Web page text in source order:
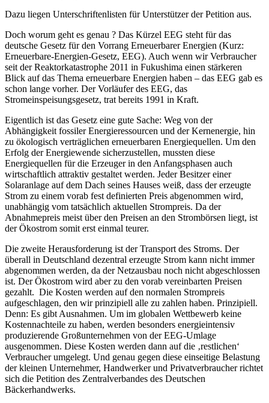
Dazu liegen Unterschriftenlisten für Unterstützer der Petition aus.
Doch worum geht es genau ? Das Kürzel EEG steht für das
deutsche Gesetz für den Vorrang Erneuerbarer Energien (Kurz:
Erneuerbare-Energien-Gesetz, EEG). Auch wenn wir Verbraucher
seit der Reaktorkatastrophe 2011 in Fukushima einen stärkeren
Blick auf das Thema erneuerbare Energien haben – das EEG gab es
schon lange vorher. Der Vorläufer des EEG, das
Stromeinspeisungsgesetz, trat bereits 1991 in Kraft.
Eigentlich ist das Gesetz eine gute Sache: Weg von der
Abhängigkeit fossiler Energieressourcen und der Kernenergie, hin
zu ökologisch verträglichen erneuerbaren Energiequellen. Um den
Erfolg der Energiewende sicherzustellen, mussten diese
Energiequellen für die Erzeuger in den Anfangsphasen auch
wirtschaftlich attraktiv gestaltet werden. Jeder Besitzer einer
Solaranlage auf dem Dach seines Hauses weiß, dass der erzeugte
Strom zu einem vorab fest definierten Preis abgenommen wird,
unabhängig vom tatsächlich aktuellen Strompreis. Da der
Abnahmepreis meist über den Preisen an den Strombörsen liegt, ist
der Ökostrom somit erst einmal teurer.
Die zweite Herausforderung ist der Transport des Stroms. Der
überall in Deutschland dezentral erzeugte Strom kann nicht immer
abgenommen werden, da der Netzausbau noch nicht abgeschlossen
ist. Der Ökostrom wird aber zu den vorab vereinbarten Preisen
gezahlt. Die Kosten werden auf den normalen Strompreis
aufgeschlagen, den wir prinzipiell alle zu zahlen haben. Prinzipiell.
Denn: Es gibt Ausnahmen. Um im globalen Wettbewerb keine
Kostennachteile zu haben, werden besonders energieintensiv
produzierende Großunternehmen von der EEG-Umlage
ausgenommen. Diese Kosten werden dann auf die ‚restlichen‘
Verbraucher umgelegt. Und genau gegen diese einseitige Belastung
der kleinen Unternehmer, Handwerker und Privatverbraucher richtet
sich die Petition des Zentralverbandes des Deutschen
Bäckerhandwerks.